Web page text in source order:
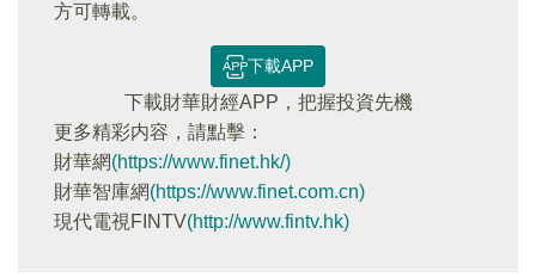
方可轉載。
下載APP
下載財華財經APP，把握投資先機
更多精彩内容，請點擊：
財華網(https://www.finet.hk/)
財華智庫網(https://www.finet.com.cn)
現代電視FINTV(http://www.fintv.hk)